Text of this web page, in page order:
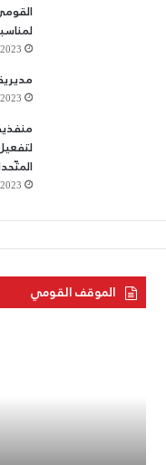
الموقف القومي